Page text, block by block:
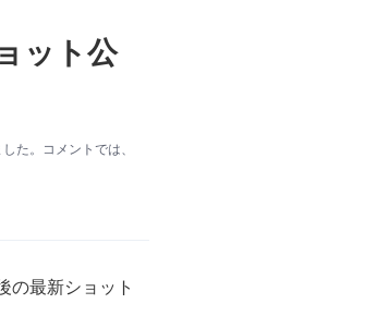
ット公
た。コメントでは、
の最新ショット